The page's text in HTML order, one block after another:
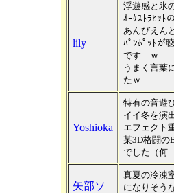
lily
浮遊感と氷
ｵｰｹｽﾄﾗﾋｯﾄ
あんびえん
ﾊﾟﾝﾎﾟｯﾄが
です…ｗ
うまく言葉
たｗ
Yoshioka
特有の音遊
イイ冬を演
エフェクト
某3D格闘の
でした（何
矢部ソ
真夏の冷凍
になりそう